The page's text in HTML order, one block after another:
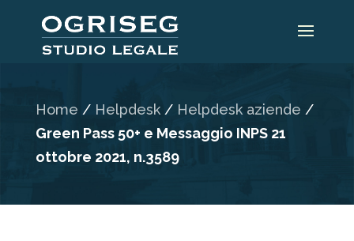
Home / Helpdesk/ Helpdesk aziende /
Green Pass 50+ e Messaggio INPS 21
ottobre 2021, n.3589